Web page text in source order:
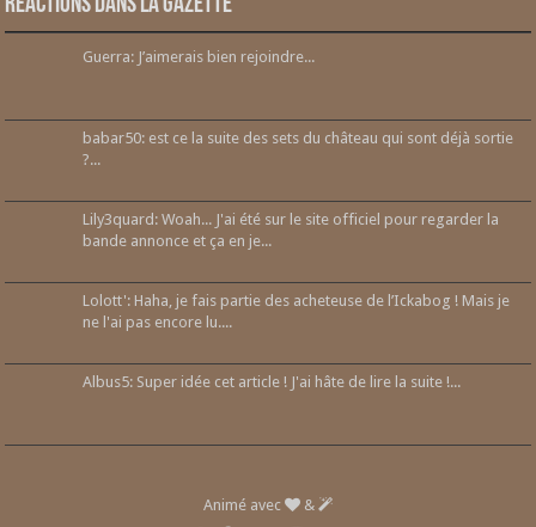
Guerra: J’aimerais bien rejoindre...
babar50: est ce la suite des sets du château qui sont déjà sortie
?...
Lily3quard: Woah... J'ai été sur le site officiel pour regarder la
bande annonce et ça en je...
Lolott': Haha, je fais partie des acheteuse de l’Ickabog ! Mais je
ne l'ai pas encore lu....
Albus5: Super idée cet article ! J'ai hâte de lire la suite !...
Animé avec &